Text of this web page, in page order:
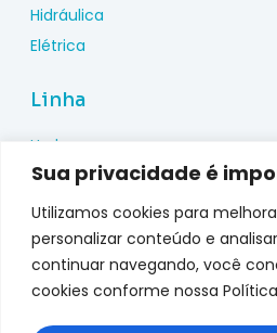
Sua privacidade é
Utilizamos cookies para
personalizar conteúdo e
continuar navegando, você
cookies conforme nossa
Hidráulica
Elétrica
Linha
Hydac
Wika
Pepperl Fuchs
Metal Work
Metalplan
Top Fusion
Genebre